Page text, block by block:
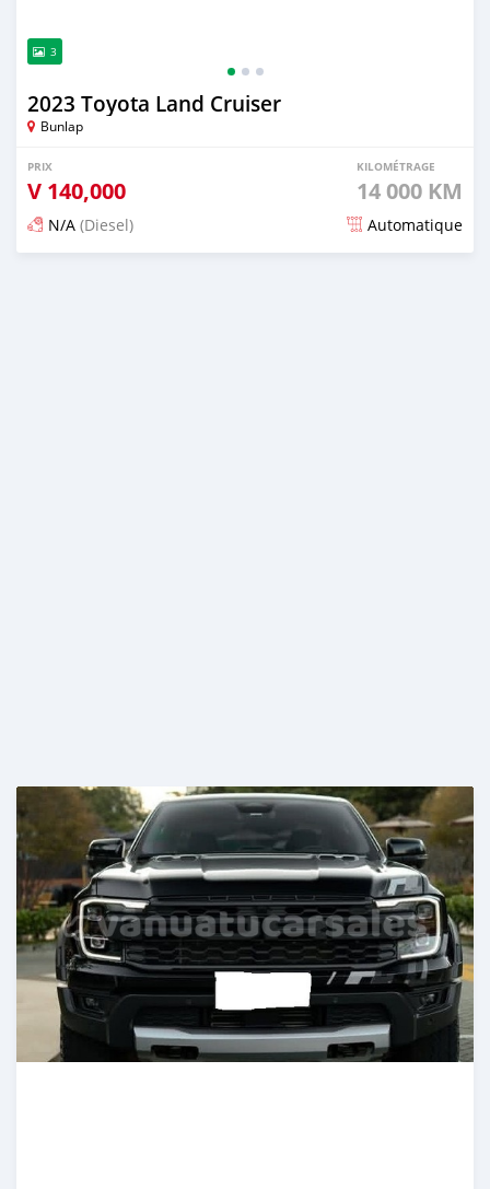
3
2023 Toyota Land Cruiser
Bunlap
PRIX
V 140,000
KILOMÉTRAGE
14 000 KM
N/A (Diesel) Automatique